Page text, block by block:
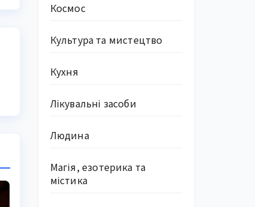
Космос
Культура та мистецтво
Кухня
Лікувальні засоби
Людина
Магія, езотерика та
містика